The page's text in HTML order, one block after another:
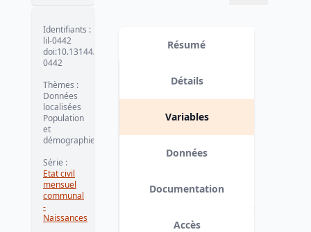
Identifiants :
lil-0442
doi:10.13144/lil-
0442
Thèmes :
Données
localisées
Population
et
démographie
Série :
Etat civil
mensuel
communal
-
Naissances
Résumé
Détails
Variables
Données
Documentation
Accès